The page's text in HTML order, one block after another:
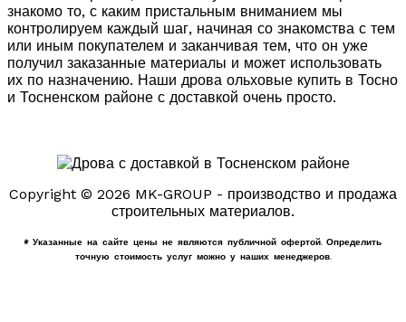
знакомо то, с каким пристальным вниманием мы
контролируем каждый шаг, начиная со знакомства с тем
или иным покупателем и заканчивая тем, что он уже
получил заказанные материалы и может использовать
их по назначению. Наши дрова ольховые купить в Тосно
и Тосненском районе с доставкой очень просто.
Copyright © 2026 MK-GROUP - производство и продажа
строительных материалов.
* Указанные на сайте цены не являются публичной офертой. Определить
точную стоимость услуг можно у наших менеджеров.